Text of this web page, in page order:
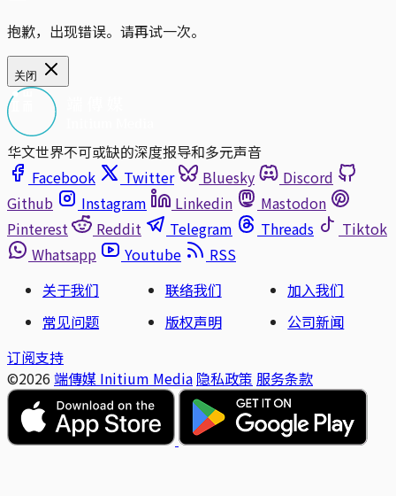
抱歉，出现错误。请再试一次。
关闭
华文世界不可或缺的深度报导和多元声音
Facebook
Twitter Bluesky
Discord
Github
Instagram Linkedin
Mastodon
Pinterest
Reddit Telegram Threads
Tiktok
Whatsapp
Youtube
RSS
关于我们
联络我们
加入我们
常见问题
版权声明
公司新闻
订阅支持
©2026 端傳媒 Initium Media 隐私政策 服务条款